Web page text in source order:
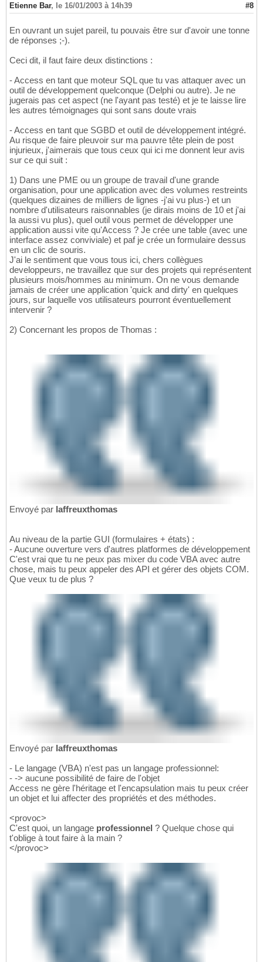
Etienne Bar, le 16/01/2003 à 14h39 #8
En ouvrant un sujet pareil, tu pouvais être sur d'avoir une tonne
de réponses ;-).
Ceci dit, il faut faire deux distinctions :
- Access en tant que moteur SQL que tu vas attaquer avec un
outil de développement quelconque (Delphi ou autre). Je ne
jugerais pas cet aspect (ne l'ayant pas testé) et je te laisse lire
les autres témoignages qui sont sans doute vrais
- Access en tant que SGBD et outil de développement intégré.
Au risque de faire pleuvoir sur ma pauvre tête plein de post
injurieux, j'aimerais que tous ceux qui ici me donnent leur avis
sur ce qui suit :
1) Dans une PME ou un groupe de travail d'une grande
organisation, pour une application avec des volumes restreints
(quelques dizaines de milliers de lignes -j'ai vu plus-) et un
nombre d'utilisateurs raisonnables (je dirais moins de 10 et j'ai
la aussi vu plus), quel outil vous permet de développer une
application aussi vite qu'Access ? Je crée une table (avec une
interface assez conviviale) et paf je crée un formulaire dessus
en un clic de souris.
J'ai le sentiment que vous tous ici, chers collègues
developpeurs, ne travaillez que sur des projets qui représentent
plusieurs mois/hommes au minimum. On ne vous demande
jamais de créer une application 'quick and dirty' en quelques
jours, sur laquelle vos utilisateurs pourront éventuellement
intervenir ?
2) Concernant les propos de Thomas :
Envoyé par laffreuxthomas
Au niveau de la partie GUI (formulaires + états) :
- Aucune ouverture vers d'autres platformes de développement
C'est vrai que tu ne peux pas mixer du code VBA avec autre
chose, mais tu peux appeler des API et gérer des objets COM.
Que veux tu de plus ?
Envoyé par laffreuxthomas
- Le langage (VBA) n'est pas un langage professionnel:
- -> aucune possibilité de faire de l'objet
Access ne gère l'héritage et l'encapsulation mais tu peux créer
un objet et lui affecter des propriétés et des méthodes.
<provoc>
C'est quoi, un langage professionnel ? Quelque chose qui
t'oblige à tout faire à la main ?
</provoc>